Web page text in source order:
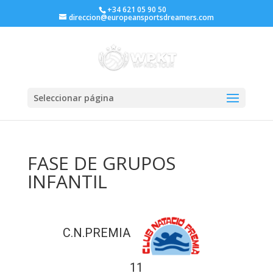
+34 621 05 90 50
direccion@europeansportsdreamers.com
Seleccionar página
FASE DE GRUPOS
INFANTIL
C.N.PREMIA
11